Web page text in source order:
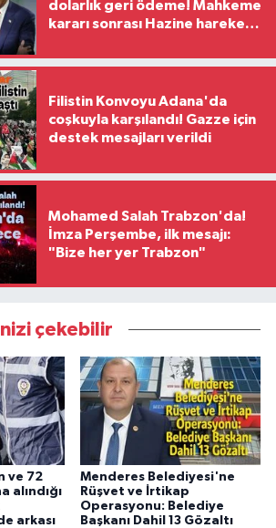
dolarlık geri ödeme! Mahkeme
kararı sonrası Hazine harekete
Filistin Konvoyu Adana'da
coşkuyla karşılandı! Gazze için
destek mesajları verildi
Mohamed Salah Trabzon'da!
İmza Perşembe, ilk mesajı:
"Bize her yer Trabzon"
çekebilir
ve 72
alındığı
arkası
Menderes Belediyesi'ne
Rüşvet ve İrtikap
Operasyonu: Belediye
Başkanı Dahil 13 Gözaltı